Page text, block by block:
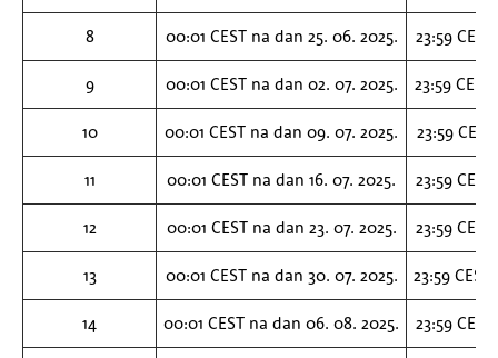
8 00:01 CEST na dan 25. 06. 2025. 23:59
9 00:01 CEST na dan 02. 07. 2025. 23:59
10 00:01 CEST na dan 09. 07. 2025. 23:59
11 00:01 CEST na dan 16. 07. 2025. 23:59
12 00:01 CEST na dan 23. 07. 2025. 23:59
13 00:01 CEST na dan 30. 07. 2025. 23:59
14 00:01 CEST na dan 06. 08. 2025. 23:59